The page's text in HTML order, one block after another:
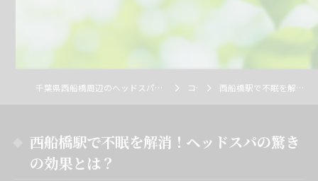
千葉県西船橋周辺のヘッドスパならOlu まつ毛パーマ&ドライヘッドマッサージ専門店 コラム 西船橋駅で不眠を解消！ヘッドスパの驚きの効果とは？
西船橋駅で不眠を解消！ヘッドスパの驚き
の効果とは？